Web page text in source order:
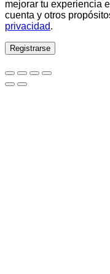
mejorar tu experiencia
cuenta y otros
privacidad.
Registrarse